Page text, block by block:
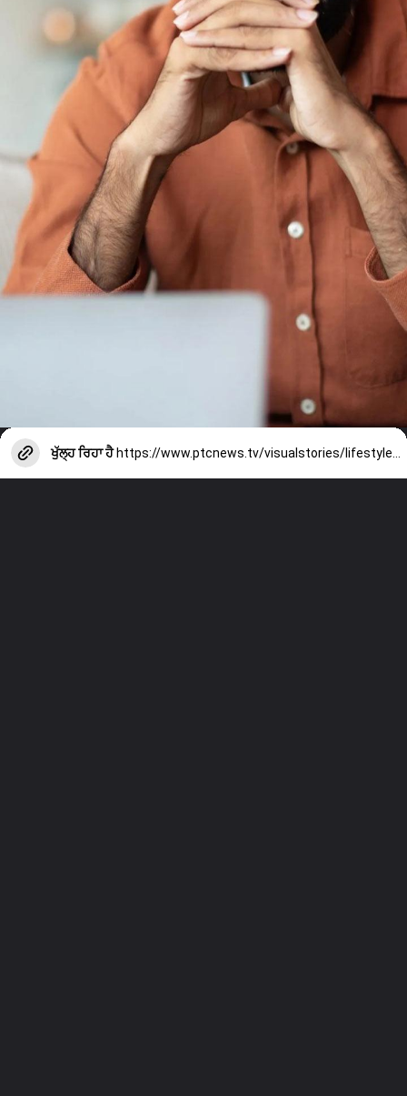
ਖੁੱਲ੍ਹ ਰਿਹਾ ਹੈ https://www.ptcnews.tv/visualstories/lifestyle/stress-relief-7-tips-stress-free-life-tips-4389659-2026-07-06